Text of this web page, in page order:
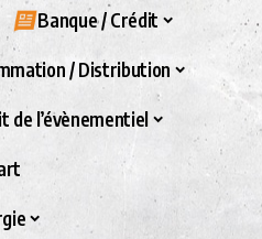
Banque / Crédit
/ Distribution
l’évènementiel